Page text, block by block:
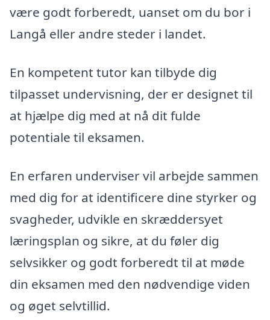
være godt forberedt, uanset om du bor i
Langå eller andre steder i landet.
En kompetent tutor kan tilbyde dig
tilpasset undervisning, der er designet til
at hjælpe dig med at nå dit fulde
potentiale til eksamen.
En erfaren underviser vil arbejde sammen
med dig for at identificere dine styrker og
svagheder, udvikle en skræddersyet
læringsplan og sikre, at du føler dig
selvsikker og godt forberedt til at møde
din eksamen med den nødvendige viden
og øget selvtillid.